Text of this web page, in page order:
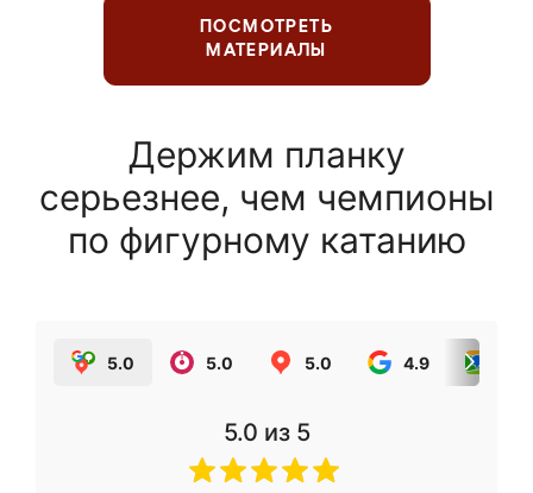
ПОСМОТРЕТЬ
МАТЕРИАЛЫ
Держим планку
серьезнее, чем чемпионы
по фигурному катанию
5.0 5.0 5.0 4.9
5.0 из 5